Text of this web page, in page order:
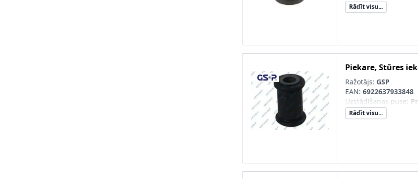
Rādīt visu...
Piekare, Stūres
Ražotājs: GSP
EAN: 6922637933848
Uzstādīšanas puse:
Rādīt visu...